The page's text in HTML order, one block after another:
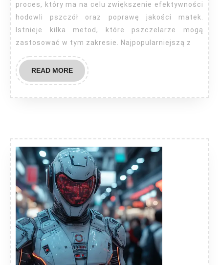
proces, który ma na celu zwiększenie efektywności
hodowli pszczół oraz poprawę jakości matek.
Istnieje kilka metod, które pszczelarze mogą
zastosować w tym zakresie. Najpopularniejszą z
READ MOREREAD
MORE